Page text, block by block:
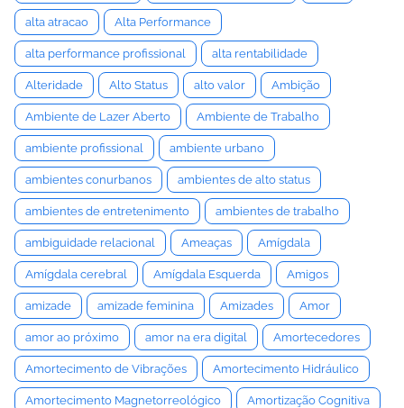
alta atracao Alta Performance
alta performance profissional alta rentabilidade
Alteridade Alto Status alto valor Ambição
Ambiente de Lazer Aberto Ambiente de Trabalho
ambiente profissional ambiente urbano
ambientes conurbanos ambientes de alto status
ambientes de entretenimento ambientes de trabalho
ambiguidade relacional Ameaças Amígdala
Amígdala cerebral Amígdala Esquerda Amigos
amizade amizade feminina Amizades Amor
amor ao próximo amor na era digital Amortecedores
Amortecimento de Vibrações Amortecimento Hidráulico
Amortecimento Magnetorreológico Amortização Cognitiva